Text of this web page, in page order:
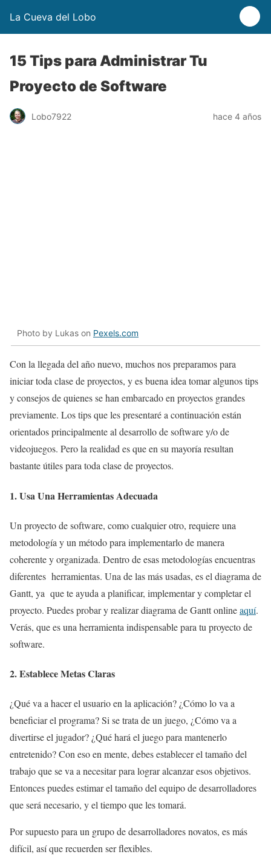
La Cueva del Lobo
15 Tips para Administrar Tu
Proyecto de Software
Lobo7922 hace 4 años
Photo by Lukas on Pexels.com
Con la llegada del año nuevo, muchos nos preparamos para
iniciar toda clase de proyectos, y es buena idea tomar algunos tips
y consejos de quienes se han embarcado en proyectos grandes
previamente. Los tips que les presentaré a continuación están
orientados principalmente al desarrollo de software y/o de
videojuegos. Pero la realidad es que en su mayoría resultan
bastante útiles para toda clase de proyectos.
1. Usa Una Herramientas Adecuada
Un proyecto de software, como cualquier otro, requiere una
metodología y un método para implementarlo de manera
coherente y organizada. Dentro de esas metodologías encuentras
diferentes herramientas. Una de las más usadas, es el diagrama de
Gantt, ya que te ayuda a planificar, implementar y completar el
proyecto. Puedes probar y realizar diagrama de Gantt onlineaquí.
Verás, que es una herramienta indispensable para tu proyecto de
software.
2. Establece Metas Claras
¿Qué va a hacer el usuario en la aplicación? ¿Cómo lo va a
beneficiar el programa? Si se trata de un juego, ¿Cómo va a
divertirse el jugador? ¿Qué hará el juego para mantenerlo
entretenido? Con eso en mente, debes establecer el tamaño del
trabajo que se va a necesitar para lograr alcanzar esos objetivos.
Entonces puedes estimar el tamaño del equipo de desarrolladores
que será necesario, y el tiempo que les tomará.
Por supuesto para un grupo de desarrolladores novatos, es más
difícil, así que recuerden ser flexibles.